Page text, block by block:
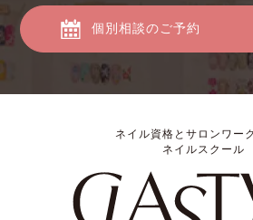
個別相談のご予約
ネイル資格とサロンワー
ネイルスクール